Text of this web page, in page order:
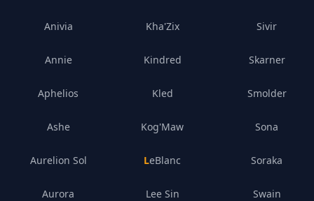
Anivia
Annie
Aphelios
Ashe
Aurelion Sol
Aurora
Kha'Zix
Kindred
Kled
Kog'Maw
LeBlanc
Lee Sin
Sivir
Skarner
Smolder
Sona
Soraka
Swain